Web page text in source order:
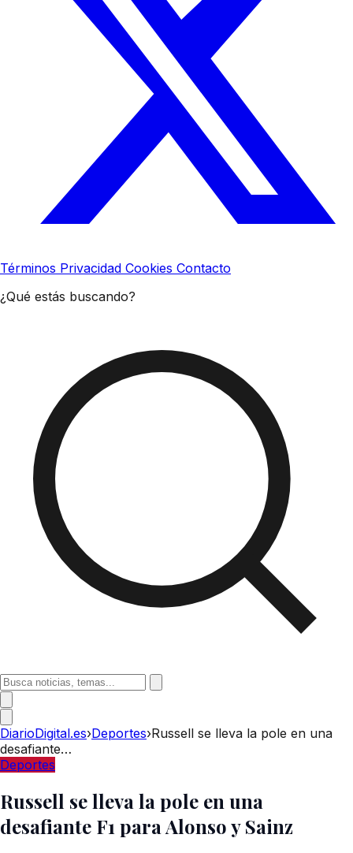
Términos Privacidad Cookies Contacto
¿Qué estás buscando?
DiarioDigital.es›Deportes›Russell se lleva la pole en una
desafiante…
Deportes
Russell se lleva la pole en una
desafiante F1 para Alonso y Sainz